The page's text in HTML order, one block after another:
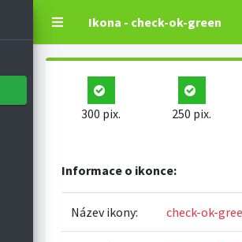
Ikona - check-ok-green
300 pix. 250 pix.
Informace o ikonce:
Název ikony: check-ok-